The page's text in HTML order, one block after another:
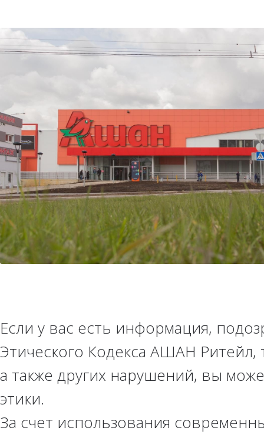
Если у вас есть информация,
Этического Кодекса АШАН Ритейл,
а также других нарушений, вы
этики.
За счет использования